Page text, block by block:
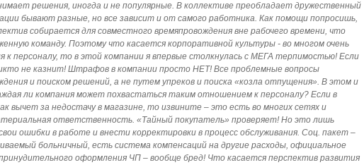
решения, иногда и не популярные. В коллективе преобладает дружественный
бывают разные, но все зависит и от самого работника. Как помощи попросишь,
собирается для совместного времяпровождения вне рабочего времени, что
команду. Поэтому что касается корпоративной культуры - во многом очень
к персоналу, то в этой компании я впервые столкнулась с МЕГА терпимостью! Если
не казнит! Штрафов в компании просто НЕТ! Все проблемные вопросы
и поиском решений, а не путем упреков и поиска «козла отпущения». В этом и
ли компания может похвастаться таким отношением к персоналу? Если в
вычет за недостачу в магазине, то извините – это есть во многих сетях и
ответственность. «Тайный покупатель» проверяет! Но это лишь
ошибки в работе и внести корректировки в процесс обслуживания. Соц. пакет –
больничный, есть система компенсаций на другие расходы, официальное
оформления ЧП – вообще бред! Что касается перспектив развития